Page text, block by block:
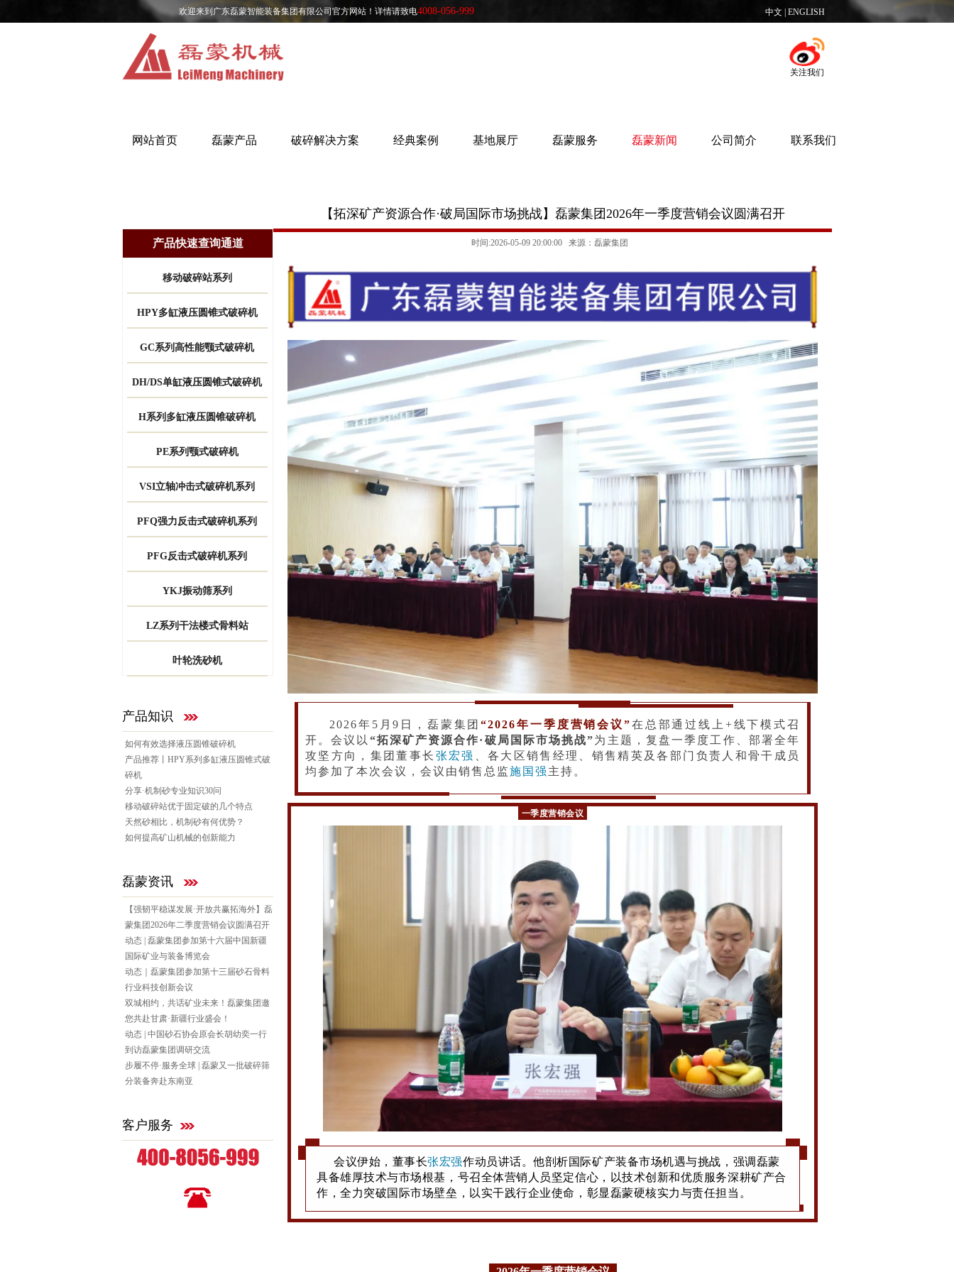
中文 ENGLISH
欢迎来到广东磊蒙智能装备集团有限公司官方网站！详情请致电4008-056-999
关注我们
网站首页 磊蒙产品 破碎解决方案 经典案例 基地展厅 磊蒙服务 磊蒙新闻 公司简介 联系我们
产品快速查询通道
移动破碎站系列
HPY多缸液压圆锥式破碎机
GC系列高性能颚式破碎机
DH/DS单缸液压圆锥式破碎机
H系列多缸液压圆锥破碎机
PE系列颚式破碎机
VSI立轴冲击式破碎机系列
PFQ强力反击式破碎机系列
PFG反击式破碎机系列
YKJ振动筛系列
LZ系列干法楼式骨料站
叶轮洗砂机
产品知识
如何有效选择液压圆锥破碎机
产品推荐丨HPY系列多缸液压圆锥式破
碎机
分享·机制砂专业知识30问
移动破碎站优于固定破的几个特点
天然砂相比，机制砂有何优势？
如何提高矿山机械的创新能力
磊蒙资讯
【强韧平稳谋发展·开放共赢拓海外】磊
蒙集团2026年二季度营销会议圆满召开
动态 | 磊蒙集团参加第十六届中国新疆
国际矿业与装备博览会
动态｜磊蒙集团参加第十三届砂石骨料
行业科技创新会议
双城相约，共话矿业未来！磊蒙集团邀
您共赴甘肃·新疆行业盛会！
动态 | 中国砂石协会原会长胡幼奕一行
到访磊蒙集团调研交流
步履不停·服务全球 | 磊蒙又一批破碎筛
分装备奔赴东南亚
客户服务
【拓深矿产资源合作·破局国际市场挑战】磊蒙集团2026年一季度营销会议圆满召开
时间:2026-05-09 20:00:00 来源：磊蒙集团
2026年 5月9日，磊蒙集团“2026年一季度营销会议”在总部通过线上+线下模式召
开。会议以 “拓深矿产资源合作·破局国际市场挑战”为主题，复盘一季度工作、部署全年
攻坚方向，集团董事长 张宏强
、各大区销售经理、销售精英及各部门负责人和骨干成员
均参加了本次会议 ，会议由销售总监施国强 主持。
一季度营销会议
会议伊始，董事长张宏强作动员讲话。他剖析国际矿产装备市场机遇与挑战，强调磊蒙
具备雄厚技术与市场根基，号召全体营销人员坚定信心，以技术创新和优质服务深耕矿产合
作，全力突破国际市场壁垒，以实干践行企业使命，彰显磊蒙硬核实力与责任担当。